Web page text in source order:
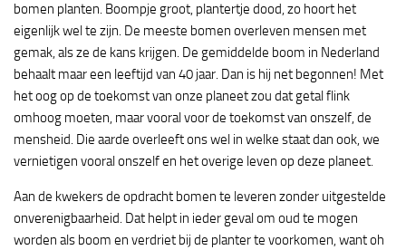
bomen planten. Boompje groot, plantertje dood, zo hoort het
eigenlijk wel te zijn. De meeste bomen overleven mensen met
gemak, als ze de kans krijgen. De gemiddelde boom in Nederland
behaalt maar een leeftijd van 40 jaar. Dan is hij net begonnen! Met
het oog op de toekomst van onze planeet zou dat getal flink
omhoog moeten, maar vooral voor de toekomst van onszelf, de
mensheid. Die aarde overleeft ons wel in welke staat dan ook, we
vernietigen vooral onszelf en het overige leven op deze planeet.
Aan de kwekers de opdracht bomen te leveren zonder uitgestelde
onverenigbaarheid. Dat helpt in ieder geval om oud te mogen
worden als boom en verdriet bij de planter te voorkomen, want oh